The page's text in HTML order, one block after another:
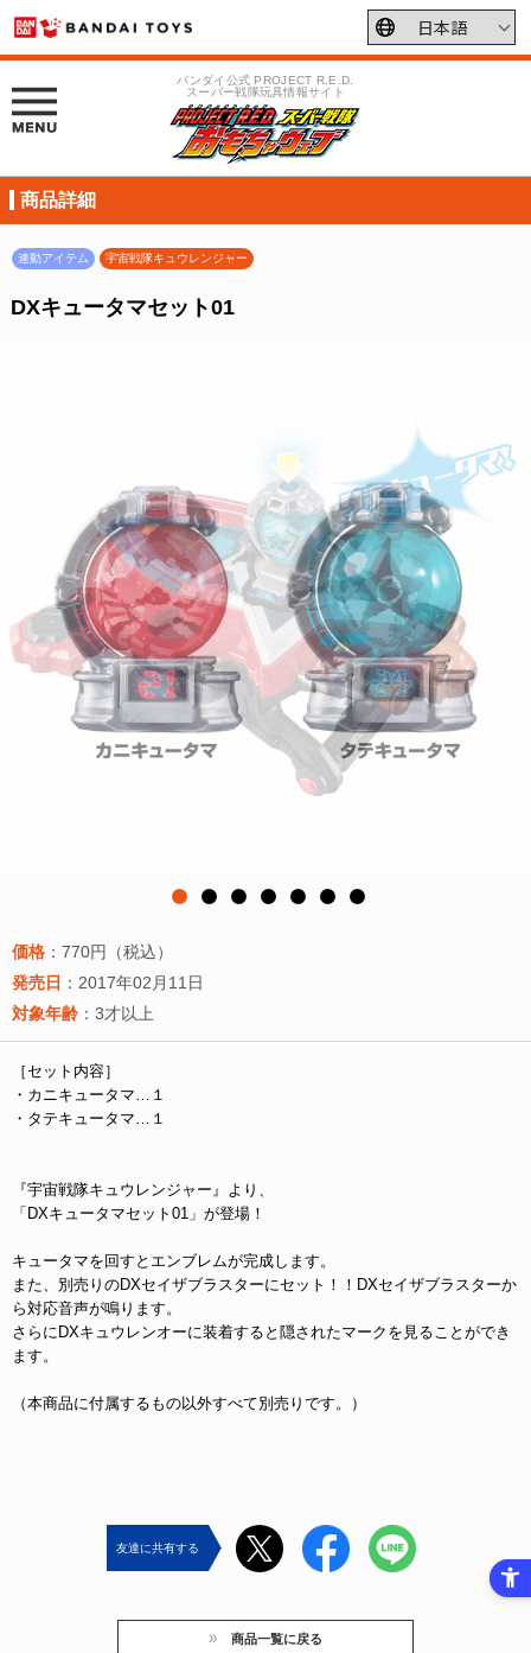
バンダイ公式 PROJECT R.E.D.
スーパー戦隊玩具情報サイト
商品詳細
連動アイテム 宇宙戦隊キュウレンジャー
DXキュータマセット01
価格 ：770円（税込）
発売日 ：2017年02月11日
対象年齢 ：3才以上
［セット内容］
・カニキュータマ…１
・タテキュータマ…１
『宇宙戦隊キュウレンジャー』より、
「DXキュータマセット01」が登場！
キュータマを回すとエンブレムが完成します。
また、別売りのDXセイザブラスターにセット！！DXセイザブラスターか
ら対応音声が鳴ります。
さらにDXキュウレンオーに装着すると隠されたマークを見ることができ
ます。
（本商品に付属するもの以外すべて別売りです。）
友達に共有する
商品一覧に戻る